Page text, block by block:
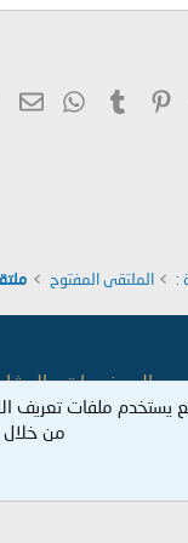
Reddit
Pinterest
Tumblr
: الملتقى المفتوح
الموضوعات
وكل عضو نكل
جميع
يستخدم ملفات تعريف
من خلال